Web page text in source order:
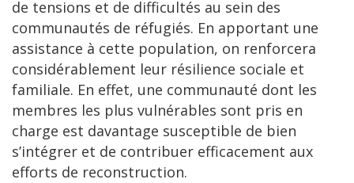
de tensions et de difficultés au sein des
communautés de réfugiés. En apportant une
assistance à cette population, on renforcera
considérablement leur résilience sociale et
familiale. En effet, une communauté dont les
membres les plus vulnérables sont pris en
charge est davantage susceptible de bien
s’intégrer et de contribuer efficacement aux
efforts de reconstruction.